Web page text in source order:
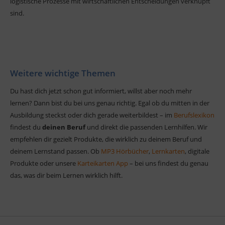
sind.
Weitere wichtige Themen
Du hast dich jetzt schon gut informiert, willst aber noch mehr
lernen? Dann bist du bei uns genau richtig. Egal ob du mitten in der
Ausbildung steckst oder dich gerade weiterbildest – im Berufslexikon
findest du deinen Berufund direkt die passenden Lernhilfen. Wir
empfehlen dir gezielt Produkte, die wirklich zu deinem Beruf und
deinem Lernstand passen. Ob MP3 Hörbücher, Lernkarten, digitale
Produkte oder unsere Karteikarten App – bei uns findest du genau
das, was dir beim Lernen wirklich hilft.